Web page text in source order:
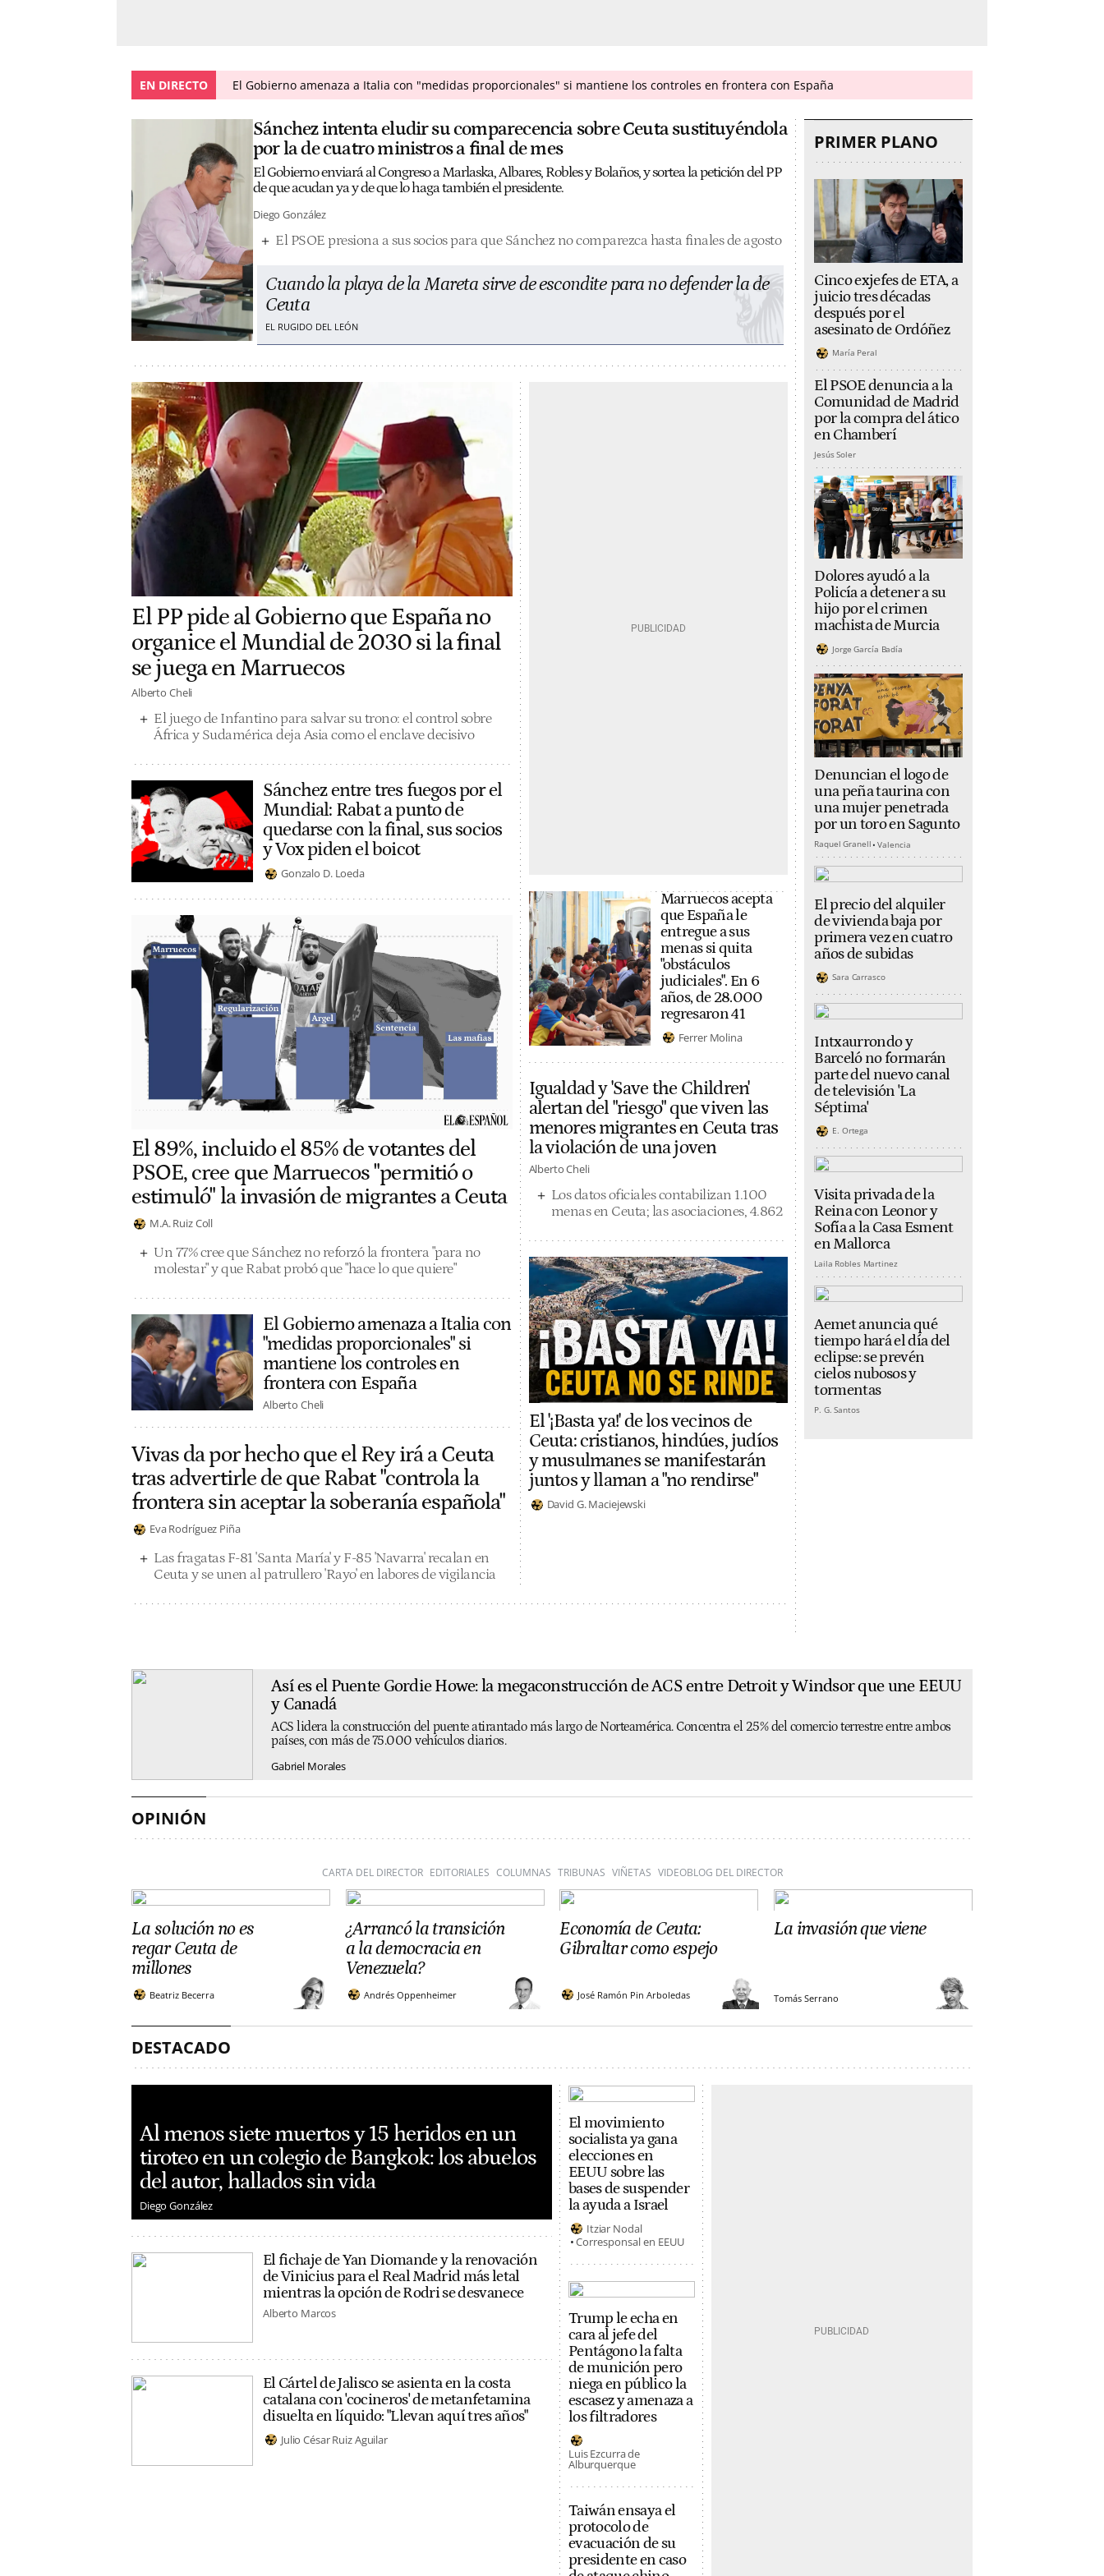
EN DIRECTO El Gobierno amenaza a Italia con "medidas proporcionales" si mantiene los controles en frontera con España
Sánchez intenta eludir su comparecencia sobre Ceuta sustituyéndola
por la de cuatro ministros a final de mes
El Gobierno enviará al Congreso a Marlaska, Albares, Robles y Bolaños, y sortea la petición del PP
de que acudan ya y de que lo haga también el presidente.
Diego González
El PSOE presiona a sus socios para que Sánchez no comparezca hasta finales de agosto
Cuando la playa de la Mareta sirve de escondite para no defender la de
Ceuta
EL RUGIDO DEL LEÓN
El PP pide al Gobierno que España no
organice el Mundial de 2030 si la final
se juega en Marruecos
Alberto Cheli
El juego de Infantino para salvar su trono: el control sobre
África y Sudamérica deja Asia como el enclave decisivo
Sánchez entre tres fuegos por el
Mundial: Rabat a punto de
quedarse con la final, sus socios
y Vox piden el boicot
Gonzalo D. Loeda
El 89%, incluido el 85% de votantes del
PSOE, cree que Marruecos "permitió o
estimuló" la invasión de migrantes a Ceuta
M.A. Ruiz Coll
Un 77% cree que Sánchez no reforzó la frontera "para no
molestar" y que Rabat probó que "hace lo que quiere"
El Gobierno amenaza a Italia con
"medidas proporcionales" si
mantiene los controles en
frontera con España
Alberto Cheli
Vivas da por hecho que el Rey irá a Ceuta
tras advertirle de que Rabat "controla la
frontera sin aceptar la soberanía española"
Eva Rodríguez Piña
Las fragatas F-81 'Santa María' y F-85 'Navarra' recalan en
Ceuta y se unen al patrullero 'Rayo' en labores de vigilancia
Marruecos acepta
que España le
entregue a sus
menas si quita
"obstáculos
judiciales". En 6
años, de 28.000
regresaron 41
Ferrer Molina
Igualdad y 'Save the Children'
alertan del "riesgo" que viven las
menores migrantes en Ceuta tras
la violación de una joven
Alberto Cheli
Los datos oficiales contabilizan 1.100
menas en Ceuta; las asociaciones, 4.862
El '¡Basta ya!' de los vecinos de
Ceuta: cristianos, hindúes, judíos
y musulmanes se manifestarán
juntos y llaman a "no rendirse"
David G. Maciejewski
PRIMER PLANO
Cinco exjefes de ETA, a
juicio tres décadas
después por el
asesinato de Ordóñez
María Peral
El PSOE denuncia a la
Comunidad de Madrid
por la compra del ático
en Chamberí
Jesús Soler
Dolores ayudó a la
Policía a detener a su
hijo por el crimen
machista de Murcia
Jorge García Badía
Denuncian el logo de
una peña taurina con
una mujer penetrada
por un toro en Sagunto
Raquel Granell Valencia
El precio del alquiler
de vivienda baja por
primera vez en cuatro
años de subidas
Sara Carrasco
Intxaurrondo y
Barceló no formarán
parte del nuevo canal
de televisión 'La
Séptima'
E. Ortega
Visita privada de la
Reina con Leonor y
Sofía a la Casa Esment
en Mallorca
Laila Robles Martinez
Aemet anuncia qué
tiempo hará el día del
eclipse: se prevén
cielos nubosos y
tormentas
P. G. Santos
Así es el Puente Gordie Howe: la megaconstrucción de ACS entre Detroit y Windsor que une EEUU
y Canadá
ACS lidera la construcción del puente atirantado más largo de Norteamérica. Concentra el 25% del comercio terrestre entre ambos
países, con más de 75.000 vehículos diarios.
Gabriel Morales
OPINIÓN
CARTA DEL DIRECTOR EDITORIALES COLUMNAS TRIBUNAS VIÑETAS VIDEOBLOG DEL DIRECTOR
La solución no es
regar Ceuta de
millones
Beatriz Becerra
¿Arrancó la transición
a la democracia en
Venezuela?
Andrés Oppenheimer
Economía de Ceuta:
Gibraltar como espejo
José Ramón Pin Arboledas
La invasión que viene
Tomás Serrano
DESTACADO
Al menos siete muertos y 15 heridos en un
tiroteo en un colegio de Bangkok: los abuelos
del autor, hallados sin vida
Diego González
El fichaje de Yan Diomande y la renovación
de Vinicius para el Real Madrid más letal
mientras la opción de Rodri se desvanece
Alberto Marcos
El Cártel de Jalisco se asienta en la costa
catalana con 'cocineros' de metanfetamina
disuelta en líquido: "Llevan aquí tres años"
Julio César Ruiz Aguilar
El movimiento
socialista ya gana
elecciones en
EEUU sobre las
bases de suspender
la ayuda a Israel
Itziar Nodal
Corresponsal en EEUU
Trump le echa en
cara al jefe del
Pentágono la falta
de munición pero
niega en público la
escasez y amenaza a
los filtradores
Luis Ezcurra de
Alburquerque
Taiwán ensaya el
protocolo de
evacuación de su
presidente en caso